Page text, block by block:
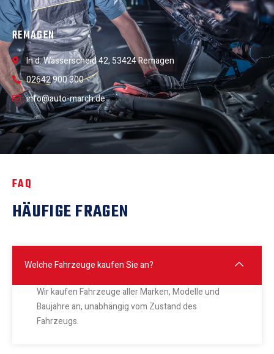
REMAGEN
In d. Wässerscheid 42, 53424 Remagen
02642 900 300
info@auto-march.de
FAQ
HÄUFIGE FRAGEN
Welche Fahrzeuge kaufen Sie an?
Wir kaufen Fahrzeuge aller Marken, Modelle und
Baujahre an, unabhängig vom Zustand des
Fahrzeugs.